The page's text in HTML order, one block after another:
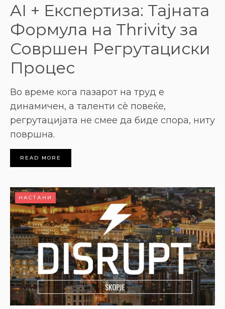
AI + Експертиза: Тајната
Формула на Thrivity за
Совршен Регрутациски
Процес
Во време кога пазарот на труд е
динамичен, а таленти сѐ повеќе,
регрутацијата не смее да биде спора, ниту
површна.
READ MORE
НАСТАНИ